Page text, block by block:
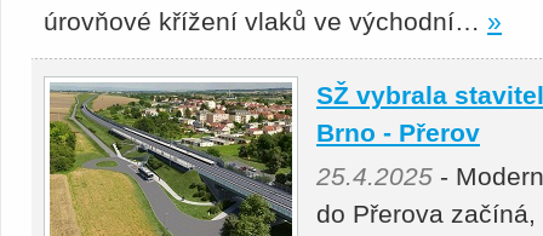
úrovňové křížení vlaků ve východní… »
SŽ vybrala
Brno - Přerov
25.4.2025 -
do Přerova